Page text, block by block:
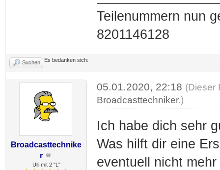
Teilenummern nun
8201146128
Suchen Es bedanken sich:
Broadcasttechnike
r
Ulli mit 2 "L"
05.01.2020, 22:18 (Dieser
Broadcasttechniker.)
Ich habe dich sehr
Was hilft dir eine
eventuell nicht